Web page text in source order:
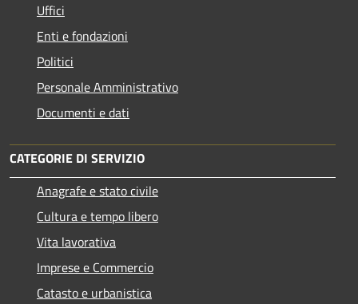
Uffici
Enti e fondazioni
Politici
Personale Amministrativo
Documenti e dati
CATEGORIE DI SERVIZIO
Anagrafe e stato civile
Cultura e tempo libero
Vita lavorativa
Imprese e Commercio
Catasto e urbanistica